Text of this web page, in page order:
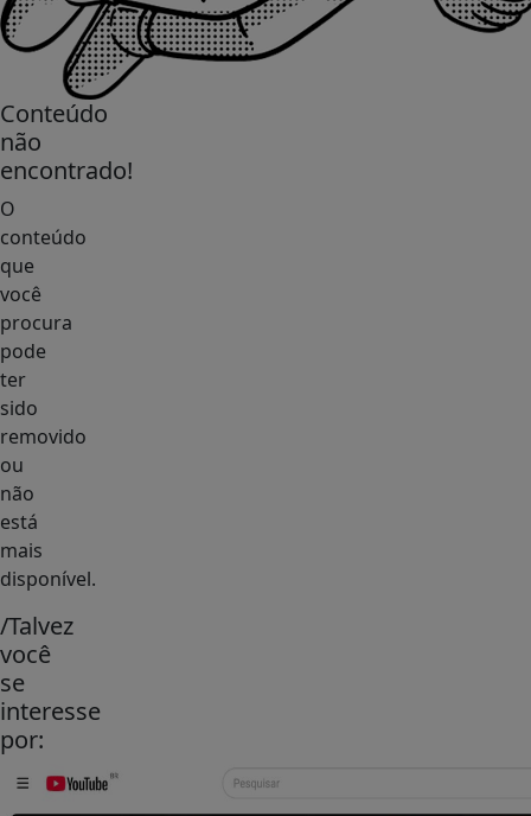
Conteúdo
não
encontrado!
O
conteúdo
que
você
procura
pode
ter
sido
removido
ou
não
está
mais
disponível.
/Talvez
você
se
interesse
por: